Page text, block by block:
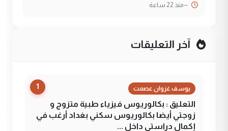
--منذ 22 ساعة
آخر التعليقات
1 يوسف غزوان عصمت
التعليق : بكالوريوس فيزياء طبية متزوج و
زوجتي أيضا بكالوريوس سكني بغداد أرغب في
إكمال دراستي داخل ...